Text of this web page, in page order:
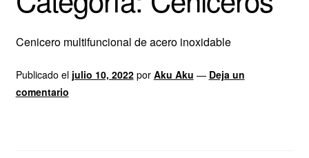
Tienda
Contáctenos
Cenicero multifuncional de acero inoxidable
Publicado el julio 10, 2022 por Aku Aku — Deja un
comentario